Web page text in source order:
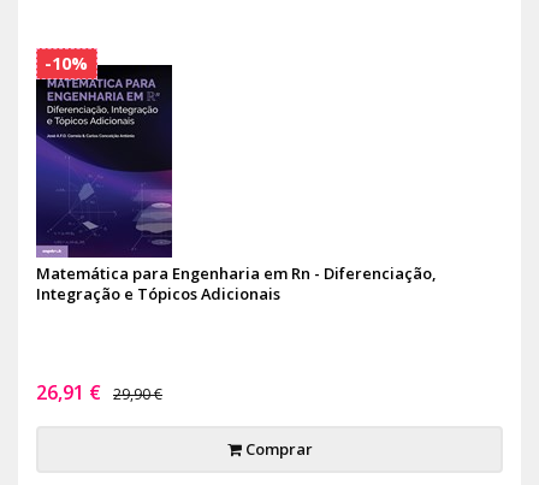
Matemática para Engenharia em Rn - Diferenciação,
Integração e Tópicos Adicionais
26,91 € 29,90 €
Comprar
-10%